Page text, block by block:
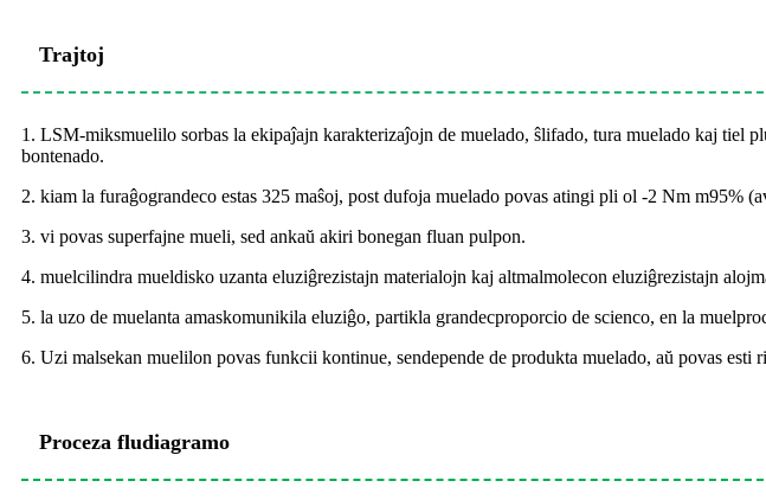
Trajtoj
1. LSM-miksmuelilo sorbas la ekipaĵajn karakterizaĵojn de muelado, ŝlifado, tura muelado kaj tiel
bontenado.
2. kiam la furaĝograndeco estas 325 maŝoj, post dufoja muelado povas atingi pli ol -2 Nm m95%
3. vi povas superfajne mueli, sed ankaŭ akiri bonegan fluan pulpon.
4. muelcilindra mueldisko uzanta eluziĝrezistajn materialojn kaj altmalmolecon eluziĝrezistajn
5. la uzo de muelanta amaskomunikila eluziĝo, partikla grandecproporcio de scienco, en la
6. Uzi malsekan muelilon povas funkcii kontinue, sendepende de produkta muelado, aŭ povas
Proceza fludiagramo